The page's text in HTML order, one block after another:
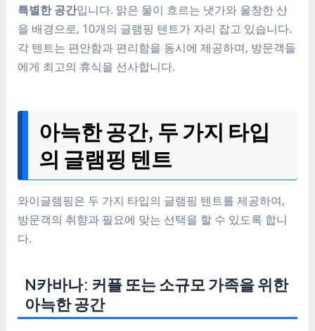
특별한 공간입니다. 맑은 물이 흐르는 냇가와 울창한 산
을 배경으로, 10개의 글램핑 텐트가 자리 잡고 있습니다.
각 텐트는 편안함과 편리함을 동시에 제공하며, 방문객들
에게 최고의 휴식을 선사합니다.
아늑한 공간, 두 가지 타입
의 글램핑 텐트
와이글램핑은 두 가지 타입의 글램핑 텐트를 제공하여,
방문객의 취향과 필요에 맞는 선택을 할 수 있도록 합니
다.
N카바나: 커플 또는 소규모 가족을 위한
아늑한 공간